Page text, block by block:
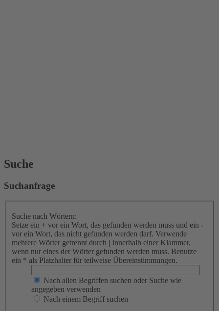
Suche
Suchanfrage
Suche nach Wörtern:
Setze ein + vor ein Wort, das gefunden werden muss und ein -
vor ein Wort, das nicht gefunden werden darf. Verwende
mehrere Wörter getrennt durch | innerhalb einer Klammer,
wenn nur eines der Wörter gefunden werden muss. Benutze
ein * als Platzhalter für teilweise Übereinstimmungen.
Nach allen Begriffen suchen oder Suche wie
angegeben verwenden
Nach einem Begriff suchen